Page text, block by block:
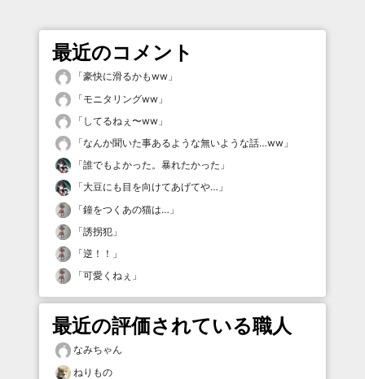
最近のコメント
「豪快に滑るかもww 」
「モニタリングww 」
「 してるねぇ〜ww 」
「なんか聞いた事あるような無いような話…ww 」
「誰でもよかった。暴れたかった 」
「大豆にも目を向けてあげてや… 」
「鐘をつくあの猫は… 」
「誘拐犯 」
「逆！！ 」
「可愛くねぇ 」
最近の評価されている職人
なみちゃん
ねりもの